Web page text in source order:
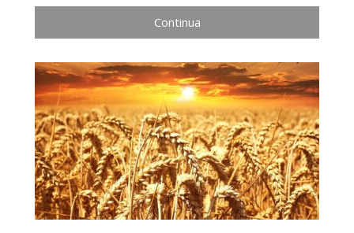
Continua